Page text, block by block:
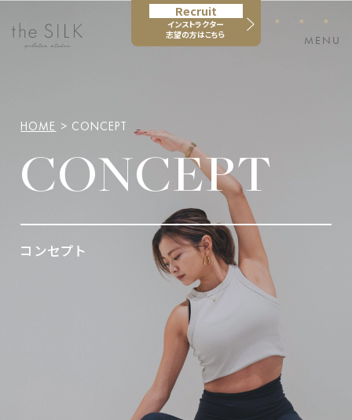
HOME > CONCEPT
CONCEPT
コンセプト
Recruit
インストラクター
志望の方はこちら
・・・
MENU